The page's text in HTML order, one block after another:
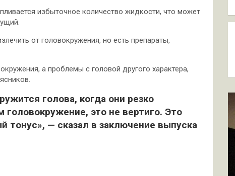
избыточное количество жидкости, что может
от головокружения, но есть препараты,
а проблемы с головой другого характера,
голова, когда они резко
это не вертиго. Это
тонус», — сказал в заключение выпуска